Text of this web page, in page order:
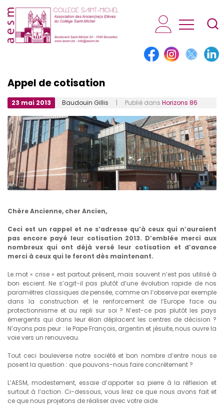
AESM...
Appel de cotisation
23 mai 2013 Baudouin Gillis | Publié dans Horizons 86
Chère Ancienne, cher Ancien,
Ceci est un rappel et ne s’adresse qu’à ceux qui n’auraient
pas encore payé leur cotisation 2013. D’emblée merci aux
nombreux qui ont déjà versé leur cotisation et d’avance
merci à ceux qui le feront dès maintenant.
Le mot « crise » est partout présent, mais souvent n’est pas utilisé à
bon escient. Ne s’agit-il pas plutôt d’une évolution rapide de nos
paramètres classiques de pensée, comme on l’observe par exemple
dans la construction et le renforcement de l’Europe face au
protectionnisme et au repli sur soi ? N’est-ce pas plutôt les pays
émergents qui dans leur élan déplacent les centres de décision ?
N’ayons pas peur : le Pape François, argentin et jésuite, nous ouvre la
voie vers un renouveau.
Tout ceci bouleverse notre société et bon nombre d’entre nous se
posent la question : que pouvons-nous faire concrètement ?
L’AESM, modestement, essaie d’apporter sa pierre à la réflexion et
surtout à l’action. Ci-dessous, vous lirez ce que nous avons fait et
ce que nous projetons de réaliser avec votre aide.